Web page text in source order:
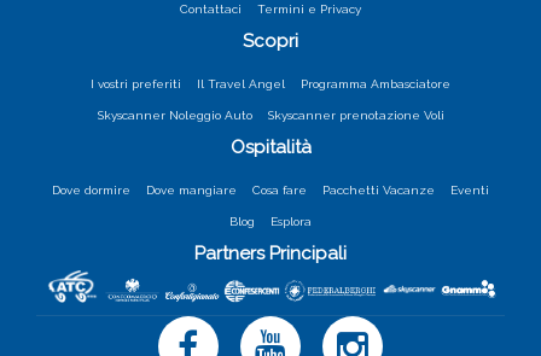
Contattaci Termini e Privacy
Scopri
I vostri preferiti Il Travel Angel Programma Ambasciatore
Skyscanner Noleggio Auto Skyscanner prenotazione Voli
Ospitalità
Dove dormire Dove mangiare Cosa fare Pacchetti Vacanze Eventi
Blog Esplora
Partners Principali